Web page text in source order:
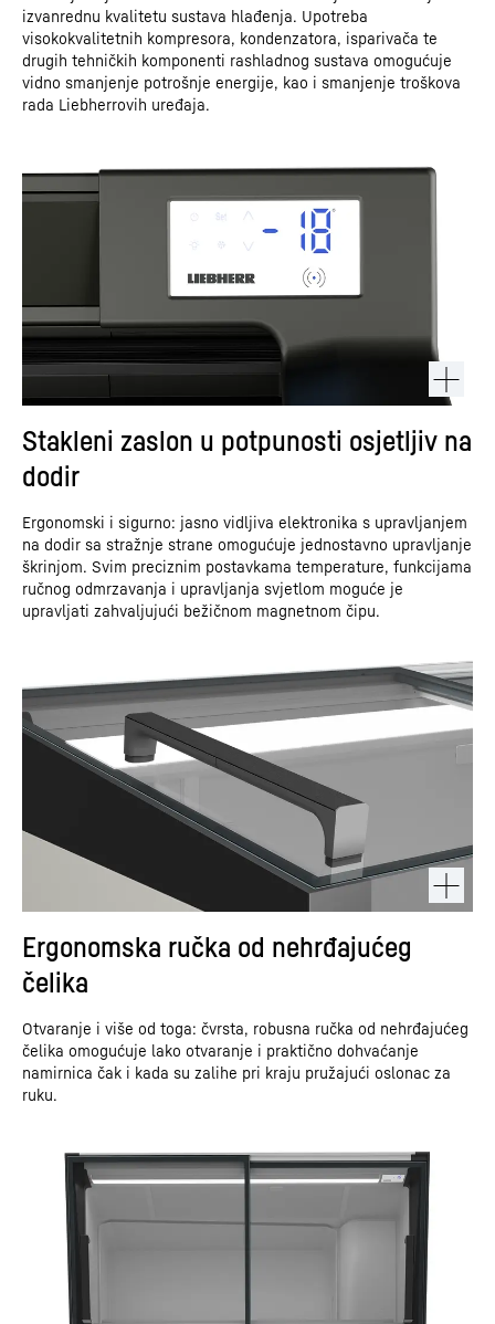
izvanrednu kvalitetu sustava hlađenja. Upotreba
visokokvalitetnih kompresora, kondenzatora, isparivača te
drugih tehničkih komponenti rashladnog sustava omogućuje
vidno smanjenje potrošnje energije, kao i smanjenje troškova
rada Liebherrovih uređaja.
Stakleni zaslon u potpunosti osjetljiv na
dodir
Ergonomski i sigurno: jasno vidljiva elektronika s upravljanjem
na dodir sa stražnje strane omogućuje jednostavno upravljanje
škrinjom. Svim preciznim postavkama temperature, funkcijama
ručnog odmrzavanja i upravljanja svjetlom moguće je
upravljati zahvaljujući bežičnom magnetnom čipu.
Ergonomska ručka od nehrđajućeg
čelika
Otvaranje i više od toga: čvrsta, robusna ručka od nehrđajućeg
čelika omogućuje lako otvaranje i praktično dohvaćanje
namirnica čak i kada su zalihe pri kraju pružajući oslonac za
ruku.